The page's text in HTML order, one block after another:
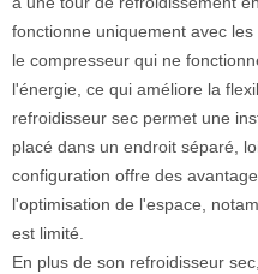
fonctionne uniquement avec
le compresseur qui ne
l'énergie, ce qui améliore la
refroidisseur sec permet une
placé dans un endroit séparé,
configuration offre des
l'optimisation de l'espace,
est limité.
En plus de son refroidisseur